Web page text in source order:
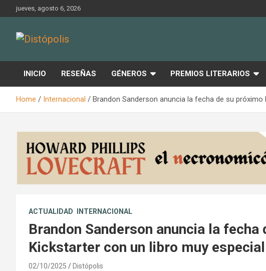
to
jueves, agosto 6, 2026
Distópolis
INICIO RESEÑAS GÉNEROS PREMIOS LITERARIOS
Home Internacional Brandon Sanderson anuncia la fecha de su
ACTUALIDAD INTERNACIONAL
Brandon Sanderson anuncia la fecha
Kickstarter con un libro muy especial
02/10/2025 Distópolis